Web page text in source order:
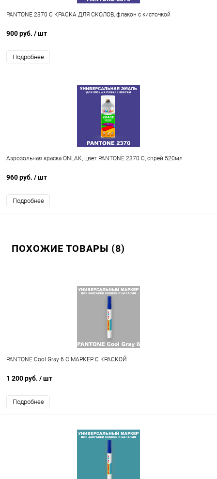
PANTONE 2370 C КРАСКА ДЛЯ СКОЛОВ, флакон с кисточкой
900 руб. / шт
Подробнее
Аэрозольная краска ONLAK, цвет PANTONE 2370 C, спрей 520мл
960 руб. / шт
Подробнее
ПОХОЖИЕ ТОВАРЫ (8)
PANTONE Cool Gray 6 C МАРКЕР С КРАСКОЙ
1 200 руб. / шт
Подробнее